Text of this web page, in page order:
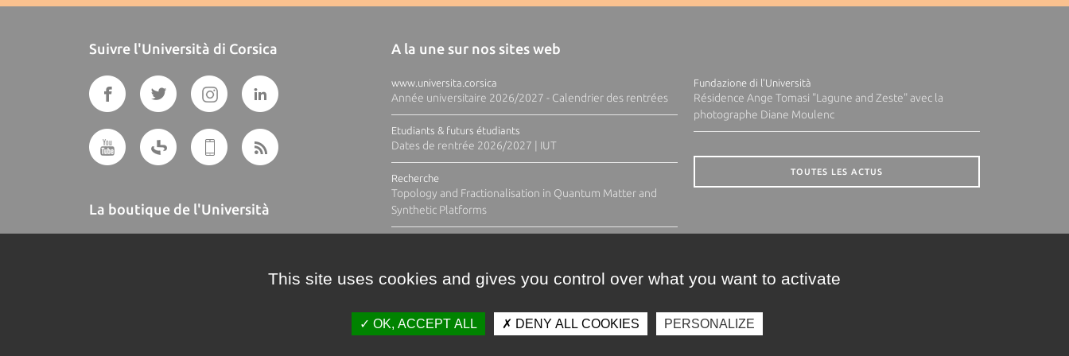
Suivre l'Università di Corsica
La boutique de l'Università
A la une sur nos sites web
www.universita.corsica
Année universitaire 2026/2027 - Calendrier des rentrées
Etudiants & futurs étudiants
Dates de rentrée 2026/2027 | IUT
Recherche
Topology and Fractionalisation in Quantum Matter and
Synthetic Platforms
Fundazione di l'Università
Résidence Ange Tomasi "Lagune and Zeste" avec la
photographe Diane Moulenc
TOUTES LES ACTUS
This site uses cookies and gives you control over what you want to activate
OK, ACCEPT ALL DENY ALL COOKIES PERSONALIZE